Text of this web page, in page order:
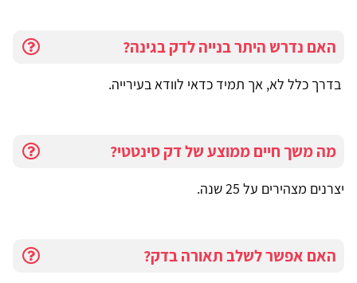
האם נדרש היתר בנייה לדק בגינה?
בדרך כלל לא, אך תמיד כדאי לוודא בעירייה.
מה משך חיים ממוצע של דק סינטטי?
יצרנים מצהירים על 25 שנה.
האם אפשר לשלב תאורה בדק?